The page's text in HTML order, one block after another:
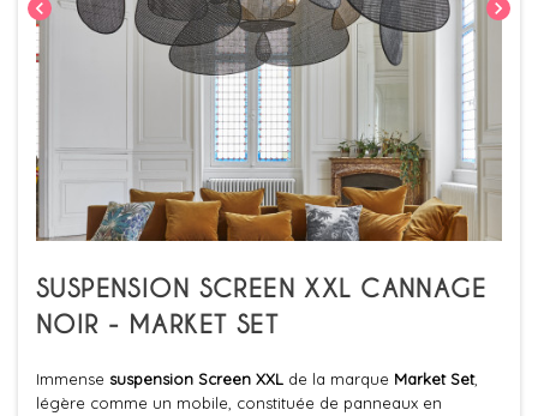
chevron_left chevron_right
SUSPENSION SCREEN XXL CANNAGE
NOIR - MARKET SET
Immense suspension Screen XXL de la marque Market Set,
légère comme un mobile, constituée de panneaux en